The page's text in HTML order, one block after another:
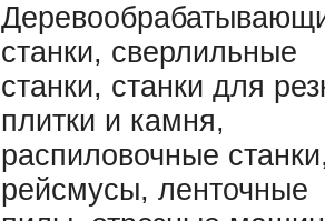
станки, сверлильные
станки, станки для
плитки и камня,
распиловочные
рейсмусы, ленточные